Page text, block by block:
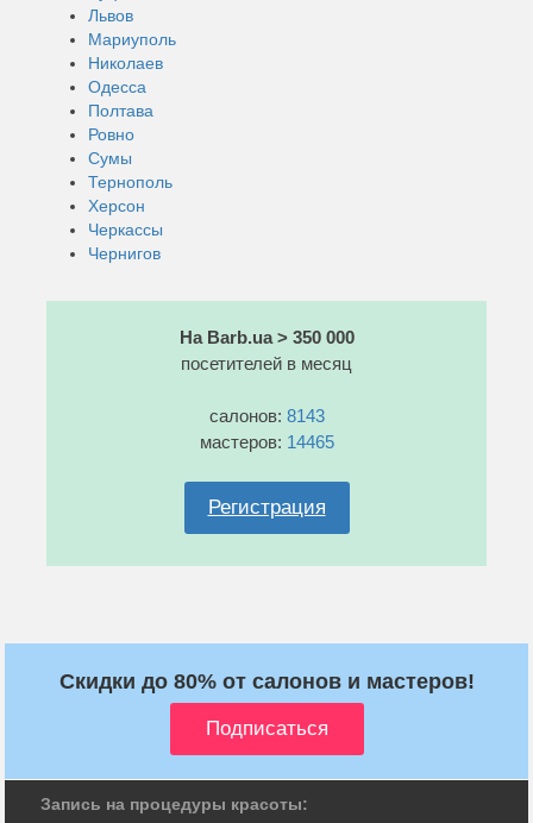
Львов
Мариуполь
Николаев
Одесса
Полтава
Ровно
Сумы
Тернополь
Херсон
Черкассы
Чернигов
На Barb.ua > 350 000
посетителей в месяц
салонов: 8143
мастеров: 14465
Регистрация
Скидки до 80% от салонов и мастеров!
Запись на процедуры красоты: